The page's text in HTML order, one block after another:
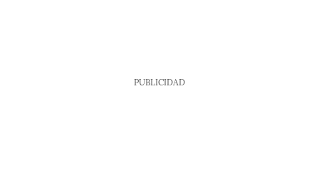
PUBLICIDAD